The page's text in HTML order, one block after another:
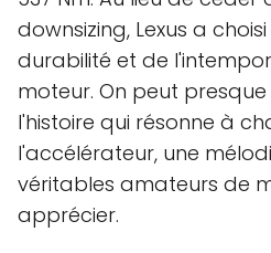
downsizing, Lexus a
durabilité et de
moteur. On peut
l'histoire qui résonne à
l'accélérateur, une
véritables amateurs de
apprécier.